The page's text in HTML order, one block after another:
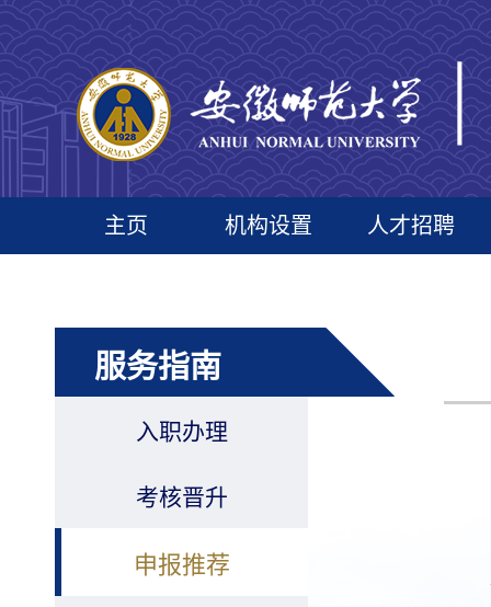
主页 机构设置 人才招聘
服务指南
入职办理
考核晋升
申报推荐